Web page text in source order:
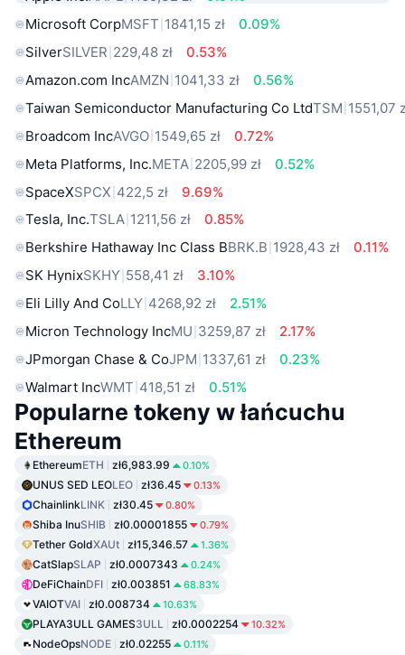
Microsoft CorpMSFT 1841,15 zł
0.09%
SilverSILVER 229,48 zł
0.53%
Amazon.com IncAMZN 1041,33 zł
0.56%
Taiwan Semiconductor Manufacturing Co LtdTSM 1551,07
Broadcom IncAVGO 1549,65 zł
0.72%
Meta Platforms, Inc.META 2205,99 zł
0.52%
SpaceXSPCX 422,5 zł
9.69%
Tesla, Inc.TSLA 1211,56 zł
0.85%
Berkshire Hathaway Inc Class BBRK.B 1928,43 zł
0.11%
SK HynixSKHY 558,41 zł
3.10%
Eli Lilly And CoLLY 4268,92 zł
2.51%
Micron Technology IncMU 3259,87 zł
2.17%
JPmorgan Chase & CoJPM 1337,61 zł
0.23%
Walmart IncWMT 418,51 zł 0.51%
Popularne tokeny w łańcuchu
Ethereum
EthereumETH zł6,983.99 0.10%
UNUS SED LEOLEO zł36.45 0.13%
ChainlinkLINK zł30.45 0.80%
Shiba InuSHIB zł0.00001855 0.79%
Tether GoldXAUt zł15,346.57 1.36%
CatSlapSLAP zł0.0007343 0.24%
DeFiChainDFI zł0.003851 68.83%
VAIOTVAI zł0.008734 10.63%
PLAYA3ULL GAMES3ULL zł0.0002254 10.32%
NodeOpsNODE zł0.02255 0.11%